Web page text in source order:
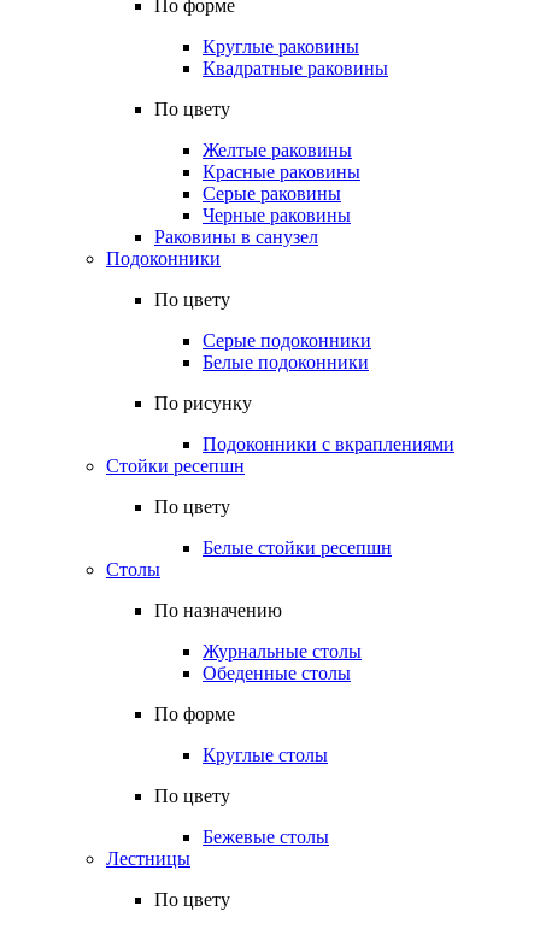
По форме
Круглые раковины
Квадратные раковины
По цвету
Желтые раковины
Красные раковины
Серые раковины
Черные раковины
Раковины в санузел
Подоконники
По цвету
Серые подоконники
Белые подоконники
По рисунку
Подоконники с вкраплениями
Стойки ресепшн
По цвету
Белые стойки ресепшн
Столы
По назначению
Журнальные столы
Обеденные столы
По форме
Круглые столы
По цвету
Бежевые столы
Лестницы
По цвету